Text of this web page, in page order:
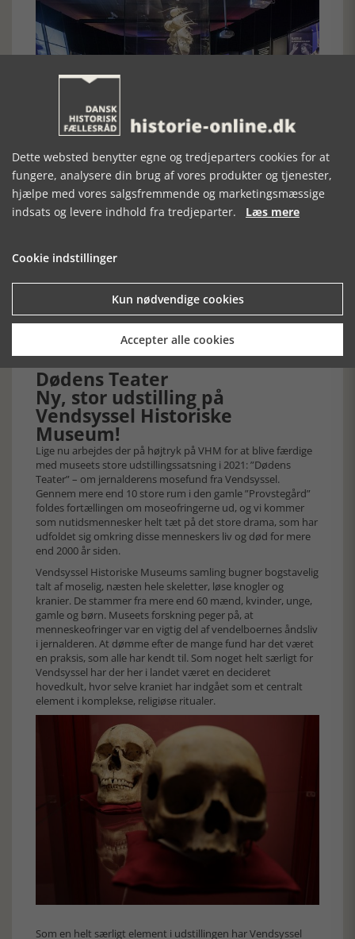
Gennem beklædningsgenstande, film, fotos og interviews
belyser udstillingen, hvordan moden op til i dag har hyldet,
lånt og stjålet fra den maritime stil og kultur. Moden er
blevet brugt til at udtrykke patriotisme, oprørstrang og
seksualitet – og sætte temaer som køn, identitet, klima og
internationale modescene. Dette gøres gennem en
beklædningsstykker og kunstværker.
Udstillingen viser et udpluk af helt unge designere såvel som
en lang række af de største navne på den internationale
Dødens Teater
Ny, stor udstilling på
Vendsyssel Historiske
Museum!
Lige nu arbejdes der på højtryk på VHM for at blive færdige
med museets store udstillingssatsning i 2021: ”Dødens
Teater” – om jernalderens mosefund fra Vendsyssel.
Gennem mere end 10 store rum i den gamle ”Provstegård”
foldes fortællingen om moseofringerne ud, og vi kommer
som nutidsmennesker helt tæt på det store drama, som har
udfoldet sig omkring disse menneskers liv og død for mere
end 2000 år siden.
Vendsyssel Historiske Museums samling bugner bogstavelig
talt af moselig, næsten hele skeletter, løse knogler og
kranier. De stammer fra mere end 60 mænd, kvinder, unge,
gamle og børn. Museets forskning peger på, at
menneskeofringer var en vigtig del af vendelboernes åndsliv
i jernalderen. At dømme efter de mange fund har det været
en praksis, som alle har kendt til. Som noget helt særligt for
Vendsyssel har der her i landet været en decideret
hovedkult, hvor selve kraniet har indgået som et centralt
element i komplekse, religiøse ritualer.
Som en helt særligt element i udstillingen har Vendsyssel
Dette websted benytter egne og tredjeparters cookies for at
fungere, analysere din brug af vores produkter og tjenester,
hjælpe med vores salgsfremmende og marketingsmæssige
indsats og levere indhold fra tredjeparter. Læs mere
Cookie indstillinger
Kun nødvendige cookies
Accepter alle cookies